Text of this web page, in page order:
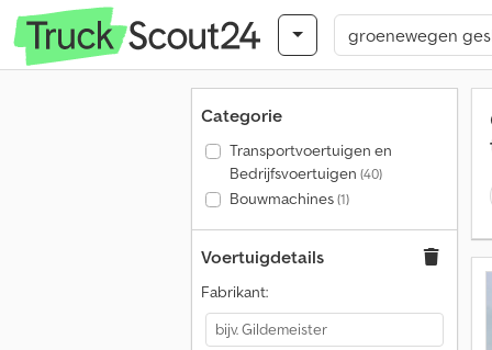
Categorie
Transportvoertuigen en
Bedrijfsvoertuigen (40)
Bouwmachines(1)
Voertuigdetails
Fabrikant: